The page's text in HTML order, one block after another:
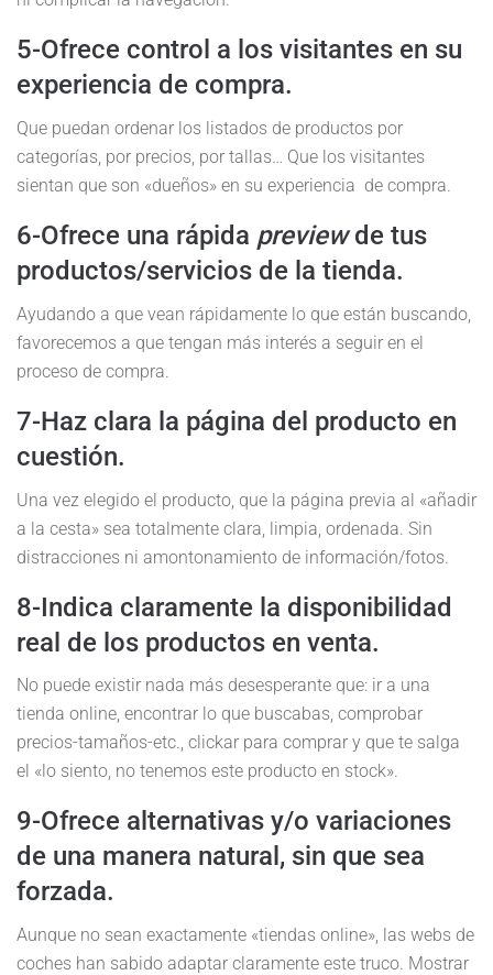
5-Ofrece control a los visitantes en su
experiencia de compra.
Que puedan ordenar los listados de productos por
categorías, por precios, por tallas… Que los visitantes
sientan que son «dueños» en su experiencia de compra.
6-Ofrece una rápida previewde tus
productos/servicios de la tienda.
Ayudando a que vean rápidamente lo que están buscando,
favorecemos a que tengan más interés a seguir en el
proceso de compra.
7-Haz clara la página del producto en
cuestión.
Una vez elegido el producto, que la página previa al «añadir
a la cesta» sea totalmente clara, limpia, ordenada. Sin
distracciones ni amontonamiento de información/fotos.
8-Indica claramente la disponibilidad
real de los productos en venta.
No puede existir nada más desesperante que: ir a una
tienda online, encontrar lo que buscabas, comprobar
precios-tamaños-etc., clickar para comprar y que te salga
el «lo siento, no tenemos este producto en stock».
9-Ofrece alternativas y/o variaciones
de una manera natural, sin que sea
forzada.
Aunque no sean exactamente «tiendas online», las webs de
coches han sabido adaptar claramente este truco. Mostrar